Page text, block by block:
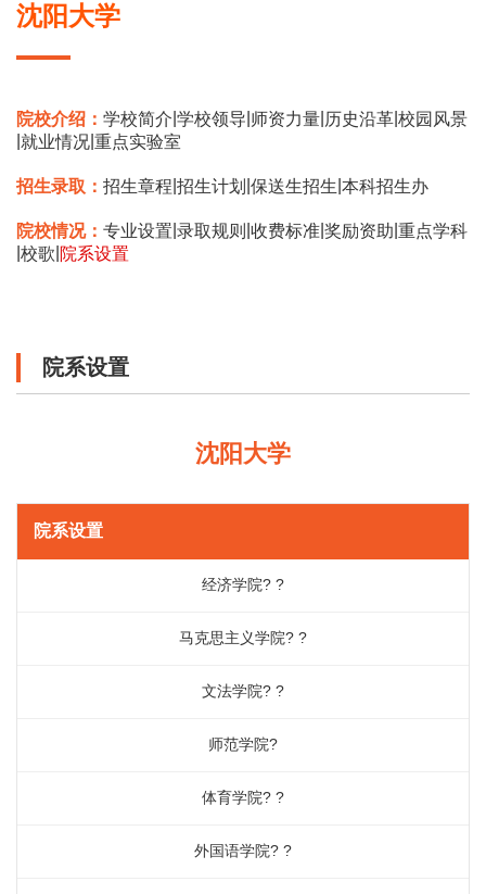
沈阳大学
院校介绍： 学校简介 学校领导 师资力量 历史沿革 校园风景
就业情况 重点实验室
招生录取： 招生章程 招生计划 保送生招生 本科招生办
院校情况： 专业设置 录取规则 收费标准 奖励资助 重点学科
校歌 院系设置
院系设置
沈阳大学
院系设置
经济学院? ?
马克思主义学院? ?
文法学院? ?
师范学院?
体育学院? ?
外国语学院? ?